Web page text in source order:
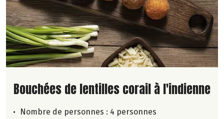
Lire la suite de la recette
Bouchées de lentilles corail à l'indienne
Nombre de personnes : 4 personnes